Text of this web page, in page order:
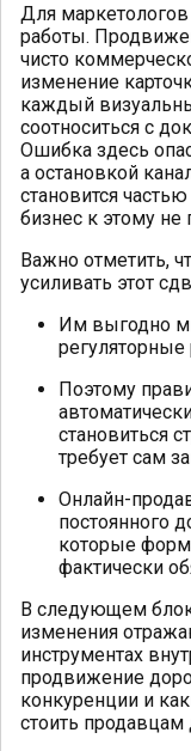
Для
работы.
чисто
изменение
каждый
соотноситься с
Ошибка здесь
а остановкой
становится
бизнес к этому не
Важно отметить,
усиливать этот
Им выгодно
регуляторные
Поэтому
становиться
требует сам
Онлайн-
постоянного
которые
фактически
В следующем
изменения
инструментах
продвижение
конкуренции и
стоить продавцам